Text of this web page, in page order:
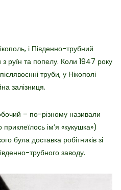
і Південно-трубний
руїн та попелу. Коли 1947 року
труби, у Нікополі
залізниця.
– по-різному називали
ім’я «кукушка»)
була доставка робітників зі
трубного заводу.